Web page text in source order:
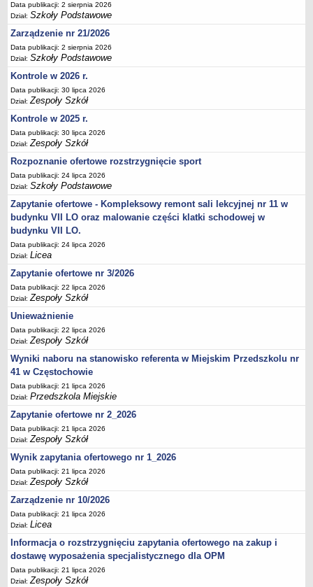
BIURO FINANSÓW OŚWIATY
Dane podstawowe
Statut
Majątek
Godziny dyżurów
Ogłoszenia
Zarządzenia
Rejestry, ewidencje, archiwa
Kontrole
PONOWNE WYKORZYSTYWANIE
Sprawozdania
Deklaracja dostępności
DEKLARACJA DOSTĘPNOŚCI
OŚWIADCZENIA MAJĄTKOWE
PONOWNE WYKORZYSTYWANIE
OCHRONA DANYCH OSOBOWYCH
Data publikacji: 2 sierpnia 2026
Dział:Szkoły Podstawowe
Zarządzenie nr 21/2026
Data publikacji: 2 sierpnia 2026
Dział:Szkoły Podstawowe
Kontrole w 2026 r.
Data publikacji: 30 lipca 2026
Dział:Zespoły Szkół
Kontrole w 2025 r.
Data publikacji: 30 lipca 2026
Dział:Zespoły Szkół
Rozpoznanie ofertowe rozstrzygnięcie sport
Data publikacji: 24 lipca 2026
Dział:Szkoły Podstawowe
Zapytanie ofertowe - Kompleksowy remont sali lekcyjnej nr 11 w
budynku VII LO oraz malowanie części klatki schodowej w
budynku VII LO.
Data publikacji: 24 lipca 2026
Dział:Licea
Zapytanie ofertowe nr 3/2026
Data publikacji: 22 lipca 2026
Dział:Zespoły Szkół
Unieważnienie
Data publikacji: 22 lipca 2026
Dział:Zespoły Szkół
Wyniki naboru na stanowisko referenta w Miejskim Przedszkolu nr
41 w Częstochowie
Data publikacji: 21 lipca 2026
Dział:Przedszkola Miejskie
Zapytanie ofertowe nr 2_2026
Data publikacji: 21 lipca 2026
Dział:Zespoły Szkół
Wynik zapytania ofertowego nr 1_2026
Data publikacji: 21 lipca 2026
Dział:Zespoły Szkół
Zarządzenie nr 10/2026
Data publikacji: 21 lipca 2026
Dział:Licea
Informacja o rozstrzygnięciu zapytania ofertowego na zakup i
dostawę wyposażenia specjalistycznego dla OPM
Data publikacji: 21 lipca 2026
Dział:Zespoły Szkół